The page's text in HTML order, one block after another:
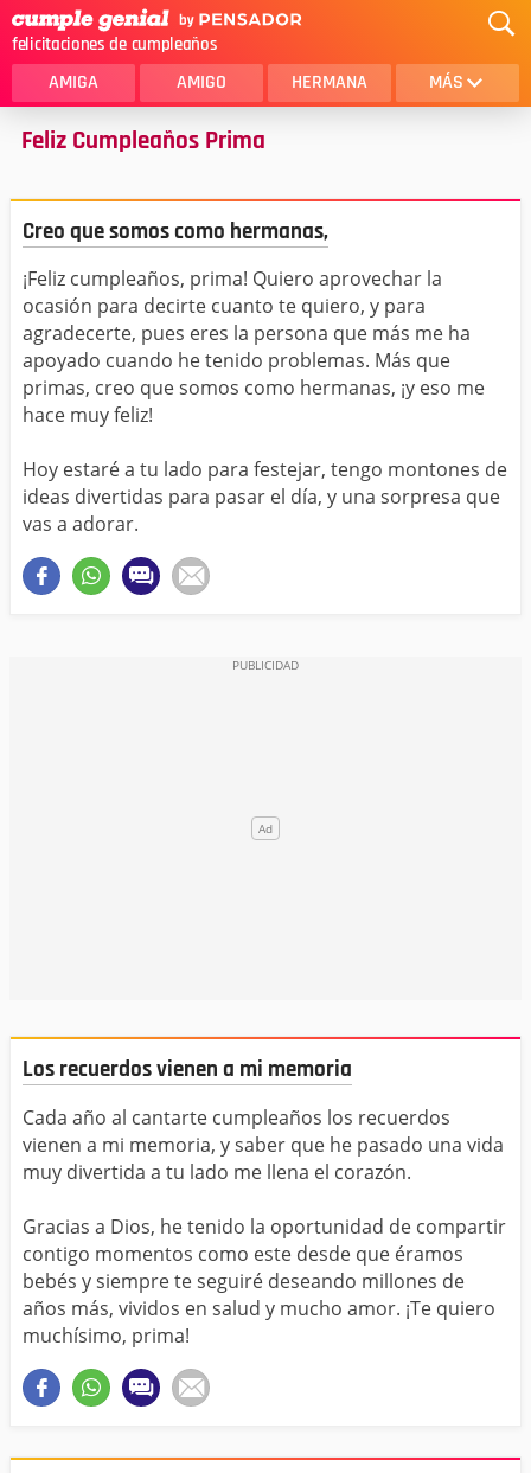
felicitaciones de cumpleaños
AMIGA AMIGO HERMANA MÁS
MAMA
SOBRINA
HERMANO
HIJO
NOVIA
ESPOSO
PAPA
HOMBRE
TIA
ALGUIEN ESPECIAL
PRIMO
Feliz Cumpleaños Prima
Creo que somos como hermanas,
¡Feliz cumpleaños, prima! Quiero aprovechar la
ocasión para decirte cuanto te quiero, y para
agradecerte, pues eres la persona que más me ha
apoyado cuando he tenido problemas. Más que
primas, creo que somos como hermanas, ¡y eso me
hace muy feliz!
Hoy estaré a tu lado para festejar, tengo montones de
ideas divertidas para pasar el día, y una sorpresa que
vas a adorar.
Los recuerdos vienen a mi memoria
Cada año al cantarte cumpleaños los recuerdos
vienen a mi memoria, y saber que he pasado una vida
muy divertida a tu lado me llena el corazón.
Gracias a Dios, he tenido la oportunidad de compartir
contigo momentos como este desde que éramos
bebés y siempre te seguiré deseando millones de
años más, vividos en salud y mucho amor. ¡Te quiero
muchísimo, prima!